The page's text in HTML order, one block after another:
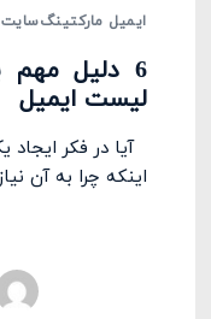
ایمیل مارکتینگسایت
6 دلیل
لیست ایمیل
آیا در فکر
اینکه چرا به آن